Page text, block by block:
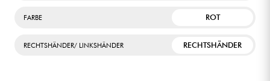
FARBE ROT
RECHTSHÄNDER/ LINKSHÄNDER RECHTSHÄNDER